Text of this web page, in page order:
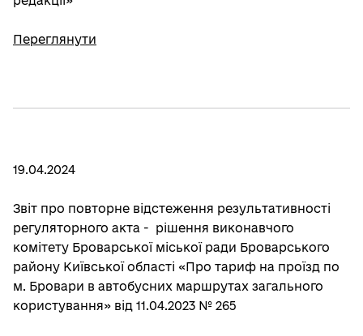
Переглянути
19.04.2024
Звіт про повторне відстеження результативності
регуляторного акта - рішення виконавчого
комітету Броварської міської ради Броварського
району Київської області «Про тариф на проїзд по
м. Бровари в автобусних маршрутах загального
користування» від 11.04.2023 № 265